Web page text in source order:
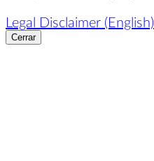
Legal Disclaimer (English)
Cerrar